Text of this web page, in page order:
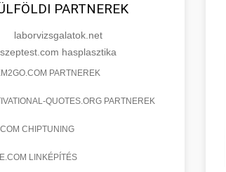
PARTNEREK
laborvizsgalatok.net
szeptest.com hasplasztika
PARTNEREK
QUOTES.ORG PARTNEREK
CHIPTUNING
LINKÉPÍTÉS